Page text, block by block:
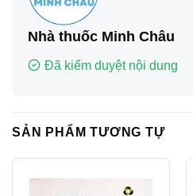
Nhà thuốc Minh Châu
Đã kiểm duyệt nội dung
SẢN PHẨM TƯƠNG TỰ